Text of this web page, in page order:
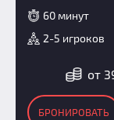
60 минут
2-5 игроков
от
БРОНИРОВАТЬ